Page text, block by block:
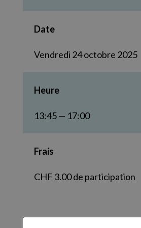
Date
Vendredi 24 octobre 2025
Heure
13:45 — 17:00
Frais
CHF 3.00 de participation